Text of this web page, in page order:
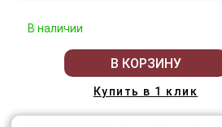
В наличии
В КОРЗИНУ
Купить в 1 клик